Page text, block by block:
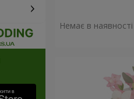
Немає в наявності